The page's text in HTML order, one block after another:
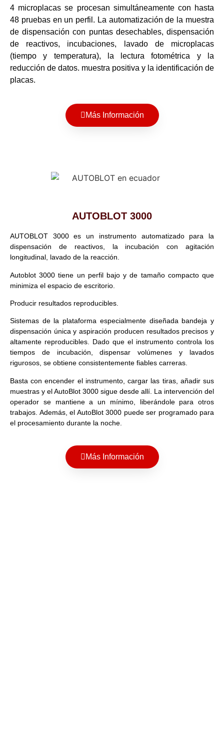
4 microplacas se procesan simultáneamente con hasta
48 pruebas en un perfil. La automatización de la muestra
de dispensación con puntas desechables, dispensación
de reactivos, incubaciones, lavado de microplacas
(tiempo y temperatura), la lectura fotométrica y la
reducción de datos. muestra positiva y la identificación de
placas.
Más Información
AUTOBLOT 3000
AUTOBLOT 3000 es un instrumento automatizado para la
dispensación de reactivos, la incubación con agitación
longitudinal, lavado de la reacción.
Autoblot 3000 tiene un perfil bajo y de tamaño compacto que
minimiza el espacio de escritorio.
Producir resultados reproducibles.
Sistemas de la plataforma especialmente diseñada bandeja y
dispensación única y aspiración producen resultados precisos y
altamente reproducibles. Dado que el instrumento controla los
tiempos de incubación, dispensar volúmenes y lavados
rigurosos, se obtiene consistentemente fiables carreras.
Basta con encender el instrumento, cargar las tiras, añadir sus
muestras y el AutoBlot 3000 sigue desde allí. La intervención del
operador se mantiene a un mínimo, liberándole para otros
trabajos. Además, el AutoBlot 3000 puede ser programado para
el procesamiento durante la noche.
Más Información